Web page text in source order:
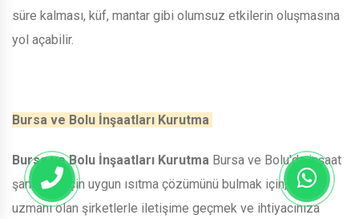
süre kalması, küf, mantar gibi olumsuz etkilerin oluşmasına
yol açabilir.
Bursa ve Bolu İnşaatları Kurutma
Bursa ve Bolu İnşaatları Kurutma Bursa ve Bolu'da inşaat
şantiyesi için uygun ısıtma çözümünü bulmak için, işin
uzmanı olan şirketlerle iletişime geçmek ve ihtiyacınıza